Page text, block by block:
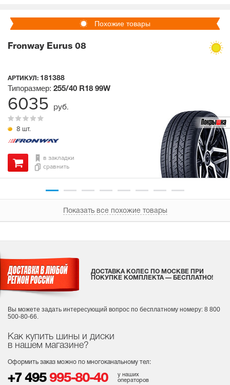
Похожие товары
Fronway Eurus 08
АРТИКУЛ: 181388
8 шт.
Типоразмер: 255/40 R18 99W
в закладки
сравнить
6035 руб.
Показать все похожие товары
Как купить шины и диски
в нашем магазине?
Оформить заказ можно по многоканальному тел:
+7 495 995-80-40
у наших
операторов
ДОСТАВКА КОЛЕС ПО МОСКВЕ ПРИ
ПОКУПКЕ КОМПЛЕКТА — БЕСПЛАТНО!
Вы можете задать интересующий вопрос по бесплатному номеру: 8 800
500-80-66.